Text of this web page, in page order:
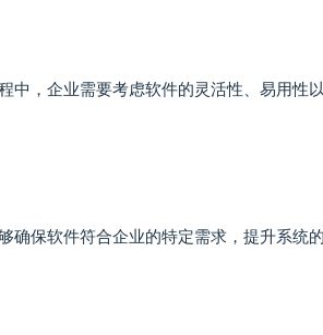
中，企业需要考虑软件的灵活性、易用性
确保软件符合企业的特定需求，提升系统